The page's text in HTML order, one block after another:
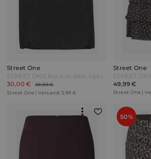
Street One
STREET ONE Rock in Woll-Optik - anthracite melange Grau
30,00 €
59,99 €
Street One | Versand: 3,99 €
Street One
49,99 €
Street One |
50%